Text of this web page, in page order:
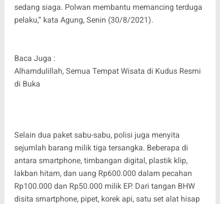
sedang siaga. Polwan membantu memancing terduga
pelaku,” kata Agung, Senin (30/8/2021).
Baca Juga :
Alhamdulillah, Semua Tempat Wisata di Kudus Resmi
di Buka
Selain dua paket sabu-sabu, polisi juga menyita
sejumlah barang milik tiga tersangka. Beberapa di
antara smartphone, timbangan digital, plastik klip,
lakban hitam, dan uang Rp600.000 dalam pecahan
Rp100.000 dan Rp50.000 milik EP. Dari tangan BHW
disita smartphone, pipet, korek api, satu set alat hisap